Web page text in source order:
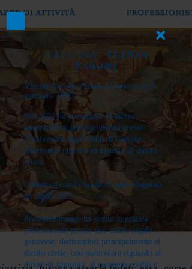
DOTT.SSA
YLENIA
PARODI
Ylenia Parodi è nata a Genova il 5
gennaio 1997.
Nel 2023 ha conseguito la laurea
magistrale in giurisprudenza presso
l’Università degli Studi di Genova,
discutendo una tesi in materia di diritto
civile.
Collabora con lo Studio Legale Dagnino
da luglio 2025.
Precedentemente ha svolto la pratica
professionale presso uno studio legale
genovese, dedicandosi principalmente al
diritto civile, con particolare riguardo al
diritto di famiglia, al recupero crediti e